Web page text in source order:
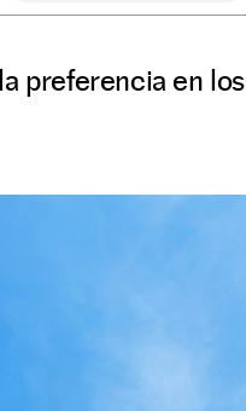
preferencia en los